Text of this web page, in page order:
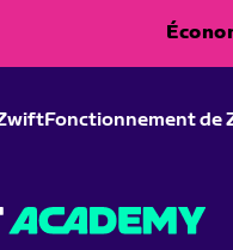
Fonctionnement de